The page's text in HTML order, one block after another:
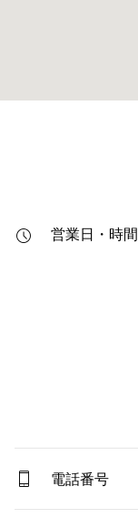
営業日・時間
電話番号